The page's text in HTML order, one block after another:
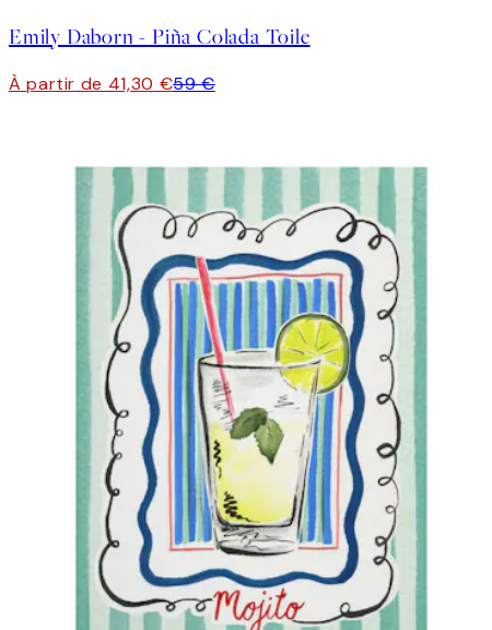
Emily Daborn - Piña Colada Toile
À partir de 41,30 €59 €